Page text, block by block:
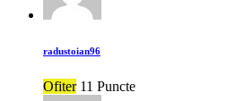
radustoian96
Ofiter 11 Puncte